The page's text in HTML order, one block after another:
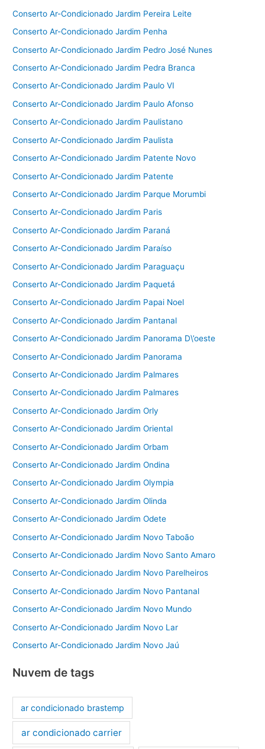
Conserto Ar-Condicionado Jardim Pereira Leite
Conserto Ar-Condicionado Jardim Penha
Conserto Ar-Condicionado Jardim Pedro José Nunes
Conserto Ar-Condicionado Jardim Pedra Branca
Conserto Ar-Condicionado Jardim Paulo VI
Conserto Ar-Condicionado Jardim Paulo Afonso
Conserto Ar-Condicionado Jardim Paulistano
Conserto Ar-Condicionado Jardim Paulista
Conserto Ar-Condicionado Jardim Patente Novo
Conserto Ar-Condicionado Jardim Patente
Conserto Ar-Condicionado Jardim Parque Morumbi
Conserto Ar-Condicionado Jardim Paris
Conserto Ar-Condicionado Jardim Paraná
Conserto Ar-Condicionado Jardim Paraíso
Conserto Ar-Condicionado Jardim Paraguaçu
Conserto Ar-Condicionado Jardim Paquetá
Conserto Ar-Condicionado Jardim Papai Noel
Conserto Ar-Condicionado Jardim Pantanal
Conserto Ar-Condicionado Jardim Panorama D\’oeste
Conserto Ar-Condicionado Jardim Panorama
Conserto Ar-Condicionado Jardim Palmares
Conserto Ar-Condicionado Jardim Palmares
Conserto Ar-Condicionado Jardim Orly
Conserto Ar-Condicionado Jardim Oriental
Conserto Ar-Condicionado Jardim Orbam
Conserto Ar-Condicionado Jardim Ondina
Conserto Ar-Condicionado Jardim Olympia
Conserto Ar-Condicionado Jardim Olinda
Conserto Ar-Condicionado Jardim Odete
Conserto Ar-Condicionado Jardim Novo Taboão
Conserto Ar-Condicionado Jardim Novo Santo Amaro
Conserto Ar-Condicionado Jardim Novo Parelheiros
Conserto Ar-Condicionado Jardim Novo Pantanal
Conserto Ar-Condicionado Jardim Novo Mundo
Conserto Ar-Condicionado Jardim Novo Lar
Conserto Ar-Condicionado Jardim Novo Jaú
Nuvem de tags
ar condicionado brastemp
ar condicionado carrier